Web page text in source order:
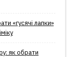
«гусячі лапки»
як обрати